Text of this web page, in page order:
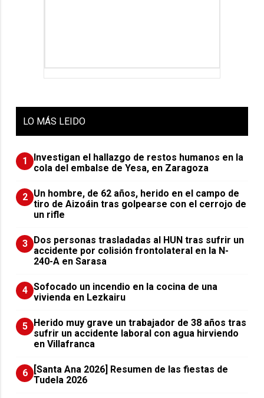
LO MÁS LEIDO
1
Investigan el hallazgo de restos humanos en la
cola del embalse de Yesa, en Zaragoza
2 Un hombre, de 62 años, herido en el campo de
tiro de Aizoáin tras golpearse con el cerrojo de
un rifle
3 ​Dos personas trasladadas al HUN tras sufrir un
accidente por colisión frontolateral en la N-
240-A en Sarasa
4 Sofocado un incendio en la cocina de una
vivienda en Lezkairu
5 Herido muy grave un trabajador de 38 años tras
sufrir un accidente laboral con agua hirviendo
en Villafranca
6
[Santa Ana 2026] Resumen de las fiestas de
Tudela 2026